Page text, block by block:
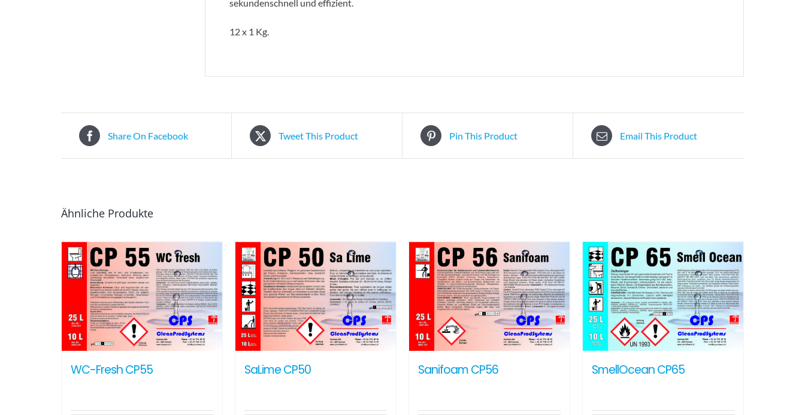
sekundenschnell und effizient.
12 x 1 Kg.
Share On Facebook Tweet This Product Pin This Product Email This Product
Ähnliche Produkte
WC-Fresh CP55 SaLime CP50 Sanifoam CP56 SmellOcean CP65